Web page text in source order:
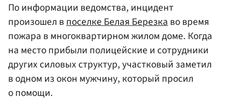
По информации ведомства, инцидент
произошел впоселке Белая Березкаво время
пожара в многоквартирном жилом доме. Когда
на место прибыли полицейские и сотрудники
других силовых структур, участковый заметил
в одном из окон мужчину, который просил
о помощи.